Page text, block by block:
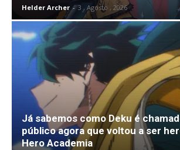
Helder Archer - 3 , Agosto , 2026
Já sabemos como Deku é
público agora que voltou a ser
Hero Academia